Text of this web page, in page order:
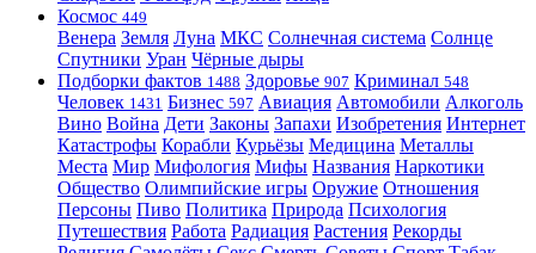
Космос 449
Венера Земля Луна МКС Солнечная система Солнце
Спутники Уран Чёрные дыры
Подборки фактов 1488 Здоровье 907 Криминал 548
Человек 1431 Бизнес 597 Авиация Автомобили Алкоголь
Вино Война Дети Законы Запахи Изобретения Интернет
Катастрофы Корабли Курьёзы Медицина Металлы
Места Мир Мифология Мифы Названия Наркотики
Общество Олимпийские игры Оружие Отношения
Персоны Пиво Политика Природа Психология
Путешествия Работа Радиация Растения Рекорды